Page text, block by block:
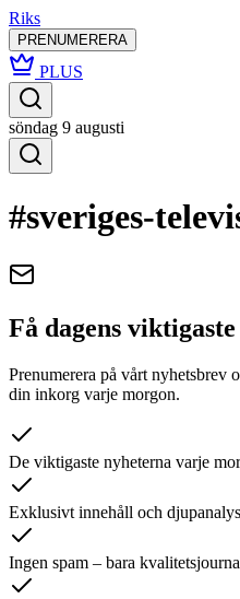
Riks
PRENUMERERA
PLUS
söndag 9 augusti
#sveriges-
Få dagens
Prenumerera på vårt nyhetsbrev
din inkorg varje morgon.
De viktigaste nyheterna varje
Exklusivt innehåll och
Ingen spam – bara